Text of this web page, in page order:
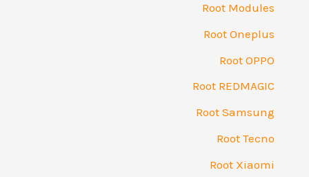
Root Modules
Root Oneplus
Root OPPO
Root REDMAGIC
Root Samsung
Root Tecno
Root Xiaomi